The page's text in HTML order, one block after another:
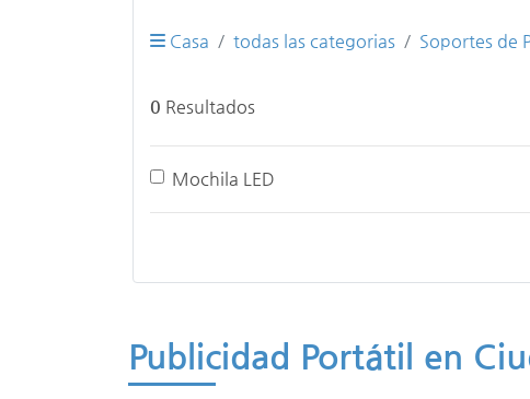
Casa todas las categorias Soportes de
0 Resultados
Mochila LED
Publicidad Portátil en